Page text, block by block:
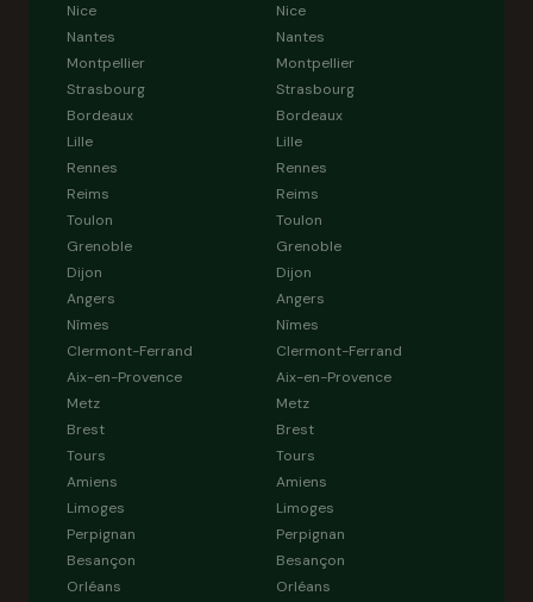
Nice
Nantes
Montpellier
Strasbourg
Bordeaux
Lille
Rennes
Reims
Toulon
Grenoble
Dijon
Angers
Nîmes
Clermont-Ferrand
Aix-en-Provence
Metz
Brest
Tours
Amiens
Limoges
Perpignan
Besançon
Orléans
Nice
Nantes
Montpellier
Strasbourg
Bordeaux
Lille
Rennes
Reims
Toulon
Grenoble
Dijon
Angers
Nîmes
Clermont-Ferrand
Aix-en-Provence
Metz
Brest
Tours
Amiens
Limoges
Perpignan
Besançon
Orléans